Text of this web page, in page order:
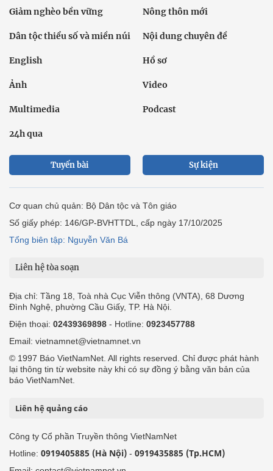
Giảm nghèo bền vững Nông thôn mới
Dân tộc thiểu số và miền núi Nội dung chuyên đề
English Hồ sơ
Ảnh Video
Multimedia Podcast
24h qua
Tuyến bài Sự kiện
Cơ quan chủ quản: Bộ Dân tộc và Tôn giáo
Số giấy phép: 146/GP-BVHTTDL, cấp ngày 17/10/2025
Tổng biên tập: Nguyễn Văn Bá
Liên hệ tòa soạn
Địa chỉ: Tầng 18, Toà nhà Cục Viễn thông (VNTA), 68 Dương
Đình Nghệ, phường Cầu Giấy, TP. Hà Nội.
Điện thoại: 02439369898 - Hotline: 0923457788
Email: vietnamnet@vietnamnet.vn
© 1997 Báo VietNamNet. All rights reserved. Chỉ được phát hành
lại thông tin từ website này khi có sự đồng ý bằng văn bản của
báo VietNamNet.
Liên hệ quảng cáo
Công ty Cổ phần Truyền thông VietNamNet
Hotline: 0919405885 (Hà Nội) - 0919435885 (Tp.HCM)